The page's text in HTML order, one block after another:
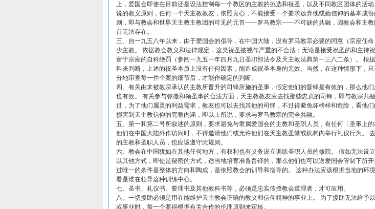
上，爱国会即使在目前还是设法控制每一个教区的主教的挑选和祝圣，以及不同教区团体的活
说的教义原则，任何一个天主教教友，依照良心，不能接受一个要求放弃他或她信仰的基本成
则，即与教会和世界天主教主教团的可见的元首――罗马教宗――不可缺的共融，因教会和主教
首无法存在。
三、自一九五八年以来，由于爱国会的倡导，在中国大陆，没有罗马教宗必要的同意（宗座任
少主教。 依据教会教义和法律规定，这类祝圣被视作严重的不合法；无论是接受祝圣的和主持
留于宗座的自科绝罚（参阅一九五一年四月九日圣职部法令及天主教法典第一三八二条）。 根
料来判断，上述的祝圣本质上没有任何因素，能造成祝圣本身的无效。当然，在这种情形下，
分地审查每一件个案的细节后，才能作确定的判断。
四、有关由未被教宗承认的主教所晋升的司铎所施的圣事，假定他们的晋铎是有效的，那么他
也有效。 有关参与弥撒和领圣事的合法方面，天主教教友应去找那些忠贞的司铎，即与教宗共
过，为了他们属灵的利益需求，教友也可以去找其他的司铎，不过得避免坏榜样和危险，看他
损害到天主教信仰的完整内涵，即以上所说，要求与罗马教宗的完全共融。
五、第一和第二号所叙述的原则，要求避免与隶属爱国会的主教和圣职人员，有任何〔圣事上
他们在中国大陆外作访问时，不得邀请他们或允许他们在天主教圣堂或机构内举行礼仪行为。
的主教和圣职人员，也应该遵守此规则。
六、教会在中国犹如在其他任何地方，有权利也有义务设立训练圣职人员的修院。 假如无法设
以其他方式，即使是秘密的方式，适当地培育准备晋铎的，那么他们也可以送爱国会管制下所
过唯一的条件是整体的方向和陶成，是依照教会的训导和指导的。 这种办法应该根据当地的环
看是谁在领导这种训练中心。
七、圣书、礼仪书、要理书及其他教科书等，必须是忠实传授教会道理者，才可应用。
八、一切援助必须是用在能维护天主教会正确的教义和信仰精神的事业上。 为了援助无法给予
或事业时，每一个案得根据有关合作的伦理原则来审核。